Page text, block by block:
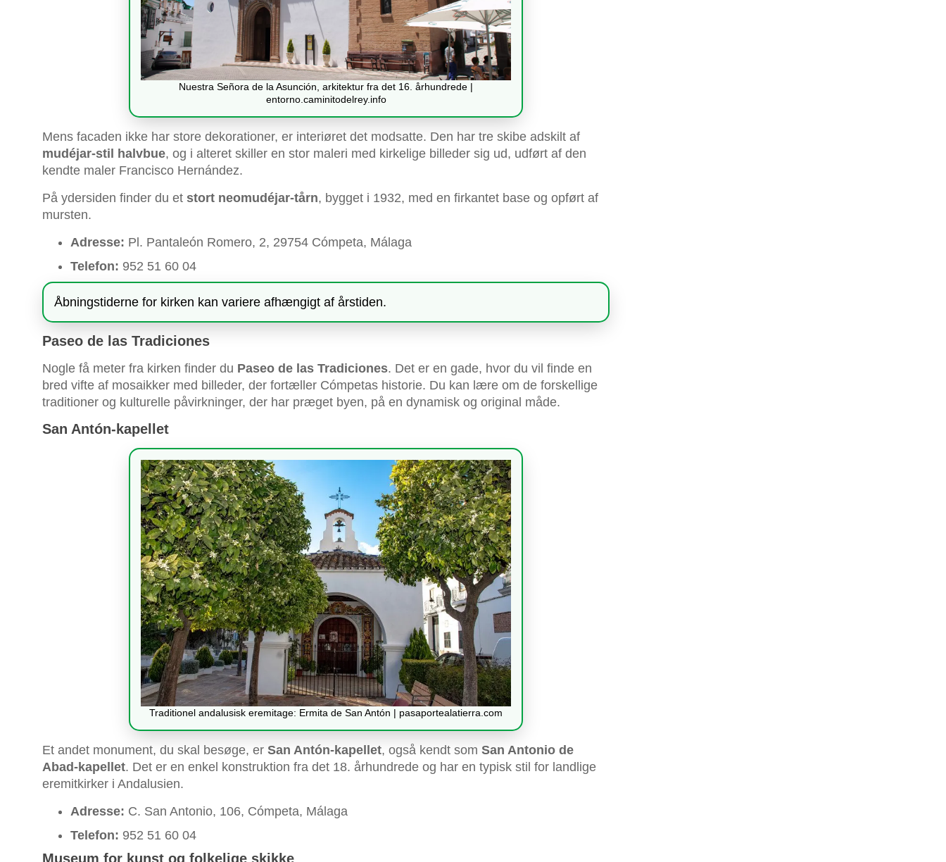
Nuestra Señora de la Asunción, arkitektur fra det 16. århundrede |
entorno.caminitodelrey.info
Mens facaden ikke har store dekorationer, er interiøret det modsatte. Den har tre skibe adskilt af
mudéjar-stil halvbue, og i alteret skiller en stor maleri med kirkelige billeder sig ud, udført af den
kendte maler Francisco Hernández.
På ydersiden finder du et stort neomudéjar-tårn, bygget i 1932, med en firkantet base og opført af
mursten.
Adresse: Pl. Pantaleón Romero, 2, 29754 Cómpeta, Málaga
Telefon: 952 51 60 04
Åbningstiderne for kirken kan variere afhængigt af årstiden.
Paseo de las Tradiciones
Nogle få meter fra kirken finder du Paseo de las Tradiciones. Det er en gade, hvor du vil finde en
bred vifte af mosaikker med billeder, der fortæller Cómpetas historie. Du kan lære om de forskellige
traditioner og kulturelle påvirkninger, der har præget byen, på en dynamisk og original måde.
San Antón-kapellet
Traditionel andalusisk eremitage: Ermita de San Antón | pasaportealatierra.com
Et andet monument, du skal besøge, er San Antón-kapellet, også kendt som San Antonio de
Abad-kapellet. Det er en enkel konstruktion fra det 18. århundrede og har en typisk stil for landlige
eremitkirker i Andalusien.
Adresse: C. San Antonio, 106, Cómpeta, Málaga
Telefon: 952 51 60 04
Museum for kunst og folkelige skikke